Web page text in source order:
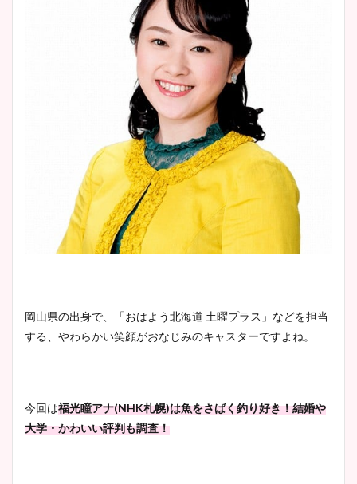
岡山県の出身で、「おはよう北海道 土曜プラス」などを担当
する、やわらかい笑顔がおなじみのキャスターですよね。
今回は福光瞳アナ(NHK札幌)は魚をさばく釣り好き！結婚や
大学・かわいい評判も調査！